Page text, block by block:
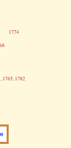
1774
1765, 1782